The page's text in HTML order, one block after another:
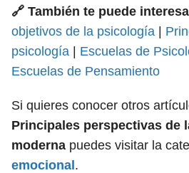
🔗 También te puede
objetivos de la psicología
psicología
Escuelas de
Escuelas de Pensamiento
Si quieres conocer otros
Principales perspectivas de
moderna puedes visitar la
emocional .